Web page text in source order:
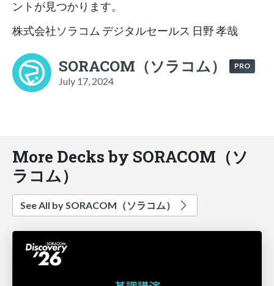
ントが見つかります。
株式会社ソラコム デジタルセールス 日野 孝哉
SORACOM（ソラコム） PRO
July 17, 2024
More Decks by SORACOM（ソ
ラコム）
See All by SORACOM（ソラコム）